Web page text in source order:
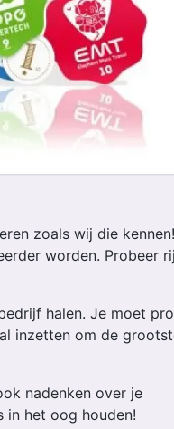
zoals wij die
worden. Probeer
halen. Je moet
inzetten om de
nadenken over je
in het oog houden!